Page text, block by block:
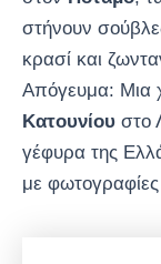
στήνουν
κρασί και
Απόγευμα: Μια
Κατουνίου στο
γέφυρα της
με